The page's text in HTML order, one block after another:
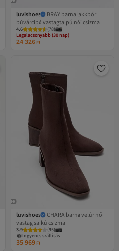
luvishoes
BRAY barna lakkbőr
búvárcipő vastagtalpú női csizma
4.6 (78)
Legalacsonyabb (30 nap)
Ingyenes szállítás
Legalacsonyabb (30 nap)
24 326 Ft
luvishoes
CHARA barna velúr női
vastag sarkú csizma
3.9 (95)
Ingyenes szállítás
35 969 Ft